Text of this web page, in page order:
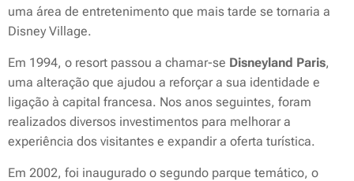
uma área de entretenimento que mais tarde se tornaria a
Disney Village.
Em 1994, o resort passou a chamar-se Disneyland Paris,
uma alteração que ajudou a reforçar a sua identidade e
ligação à capital francesa. Nos anos seguintes, foram
realizados diversos investimentos para melhorar a
experiência dos visitantes e expandir a oferta turística.
Em 2002, foi inaugurado o segundo parque temático, o